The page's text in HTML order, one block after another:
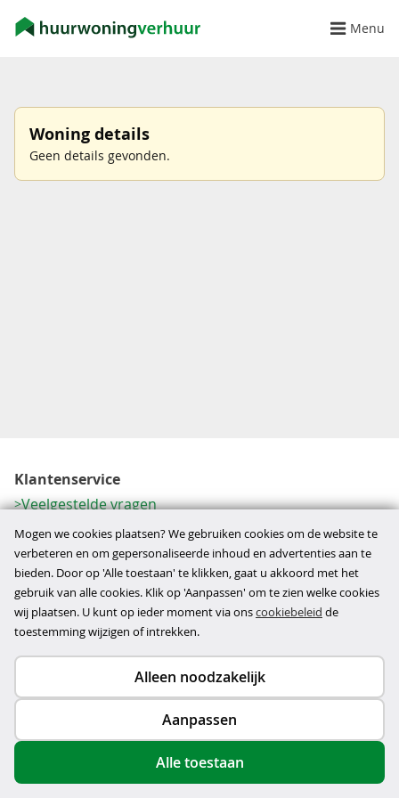
Menu
Woning details
Geen details gevonden.
Klantenservice
Veelgestelde vragen
Contactformulier
Herroeping
Over ons
Bedrijfsgegevens
Werkwijze
Copyright © 2026
privacy- en cookiebeleid
Mogen we cookies plaatsen? We gebruiken cookies om de website te
verbeteren en om gepersonaliseerde inhoud en advertenties aan te
bieden. Door op 'Alle toestaan' te klikken, gaat u akkoord met het
gebruik van alle cookies. Klik op 'Aanpassen' om te zien welke cookies
wij plaatsen. U kunt op ieder moment via onscookiebeleid de
toestemming wijzigen of intrekken.
Alleen noodzakelijk
Aanpassen
Alle toestaan